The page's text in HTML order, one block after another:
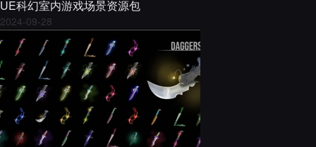
UE科幻室内游戏场景资源包
2024-09-28